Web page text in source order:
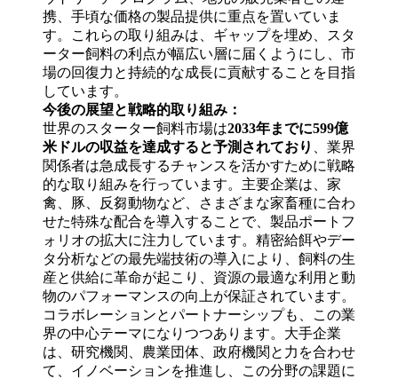
携、手頃な価格の製品提供に重点を置いていま
す。これらの取り組みは、ギャップを埋め、スタ
ーター飼料の利点が幅広い層に届くようにし、市
場の回復力と持続的な成長に貢献することを目指
しています。
今後の展望と戦略的取り組み：
世界のスターター飼料市場は2033年までに599億
米ドルの収益を達成すると予測されており
、業界
関係者は急成長するチャンスを活かすために戦略
的な取り組みを行っています。主要企業は、家
禽、豚、反芻動物など、さまざまな家畜種に合わ
せた特殊な配合を導入することで、製品ポートフ
ォリオの拡大に注力しています。精密給餌やデー
タ分析などの最先端技術の導入により、飼料の生
産と供給に革命が起こり、資源の最適な利用と動
物のパフォーマンスの向上が保証されています。
コラボレーションとパートナーシップも、この業
界の中心テーマになりつつあります。大手企業
は、研究機関、農業団体、政府機関と力を合わせ
て、イノベーションを推進し、この分野の課題に